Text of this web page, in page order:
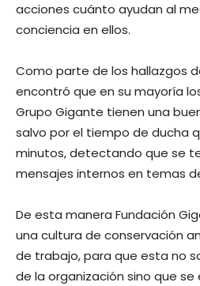
acciones cuánto ayudan al
conciencia en ellos.
Como parte de los hallazgos
encontró que en su mayoría
Grupo Gigante tienen una
salvo por el tiempo de ducha
minutos, detectando que se
mensajes internos en temas
De esta manera Fundación
una cultura de conservación
de trabajo, para que esta no
de la organización sino que